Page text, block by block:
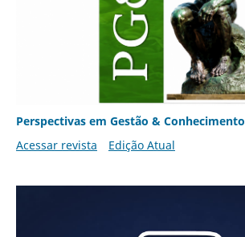
Perspectivas em Gestão & Conhecimento
Acessar revista
Edição Atual